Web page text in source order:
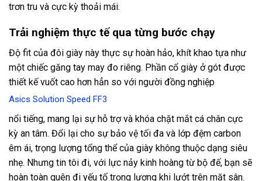
trơn tru và cực kỳ thoải mái.
Trải nghiệm thực tế qua từng bước chạy
Độ fit của đôi giày này thực sự hoàn hảo, khít khao tựa như
một chiếc găng tay may đo riêng. Phần cổ giày ở gót được
thiết kế vuốt cao hơn hẳn so với người đồng nghiệp
Asics Solution Speed FF3
nổi tiếng, mang lại sự hỗ trợ và khóa chặt mắt cá chân cực
kỳ an tâm. Đổi lại cho sự bảo vệ tối đa và lớp đệm carbon
êm ái, trọng lượng tổng thể của giày không thuộc dạng siêu
nhẹ. Nhưng tin tôi đi, với lực nảy kinh hoàng từ bộ đế, bạn sẽ
hoàn toàn quên đi yếu tố trọng lượng khi lướt trên mặt sân.